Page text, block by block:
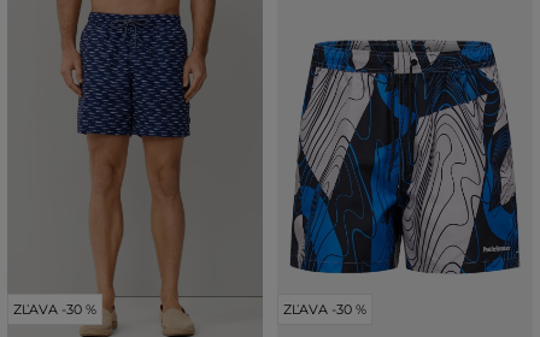
ZĽAVA -30 % ZĽAVA -30 %